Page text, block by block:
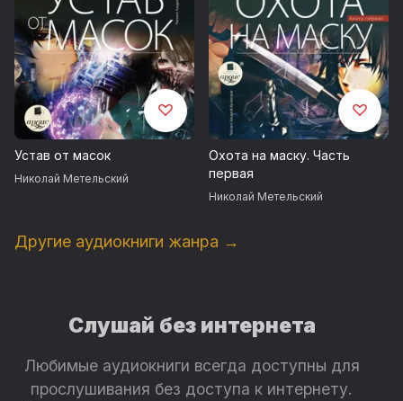
Устав от масок
Николай Метельский
Охота на маску. Часть
первая
Николай Метельский
Другие аудиокниги жанра →
Слушай без интернета
Любимые аудиокниги всегда доступны для
прослушивания без доступа к интернету.